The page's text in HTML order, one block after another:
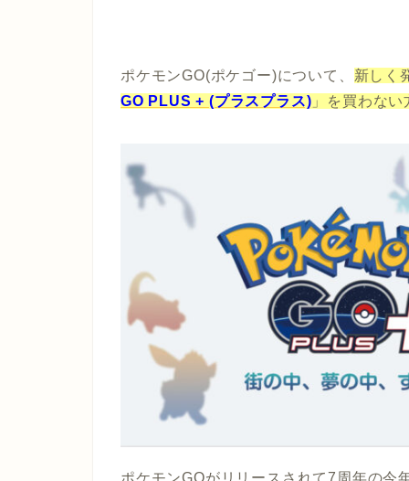
ポケモンGO(ポケゴー)について、 新しく
GO PLUS + (プラスプラス) 」を買わな